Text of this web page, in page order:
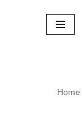
Home